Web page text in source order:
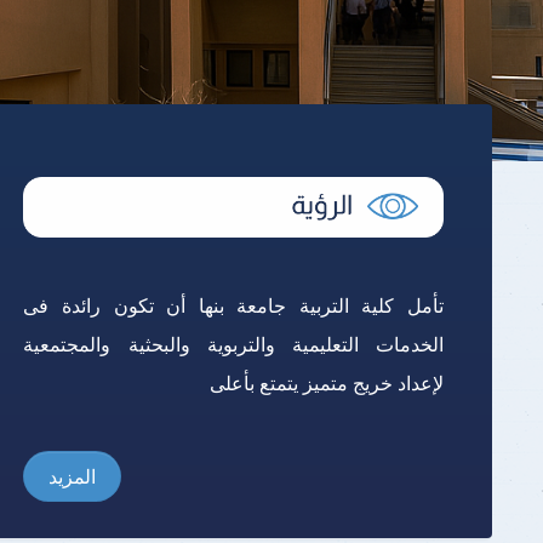
تأمل كلية التربية جامعة بنها أن تكون رائدة فى
الخدمات التعليمية والتربوية والبحثية والمجتمعية
لإعداد خريج متميز يتمتع بأعلى
المزيد